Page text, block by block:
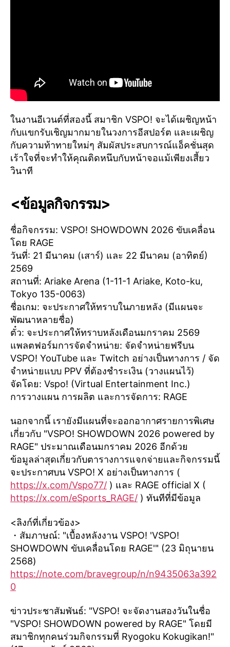
ในงานอีเวนต์ที่สองนี้ สมาชิก VSPO! จะได้เผชิญหน้า
กับแขกรับเชิญมากมายในวงการอีสปอร์ต และเผชิญ
กับความท้าทายใหม่ๆ สัมผัสประสบการณ์แอ็คชั่นสุด
เร้าใจที่จะทำให้คุณติดหนึบกับหน้าจอแม้เพียงเสี้ยว
วินาที
<ข้อมูลกิจกรรม>
ชื่อกิจกรรม: VSPO! SHOWDOWN 2026 ขับเคลื่อน
โดย RAGE
วันที่: 21 มีนาคม (เสาร์) และ 22 มีนาคม (อาทิตย์)
2569
สถานที่: Ariake Arena (1-11-1 Ariake, Koto-ku,
Tokyo 135-0063)
ชื่อเกม: จะประกาศให้ทราบในภายหลัง (มีแผนจะ
พัฒนาหลายชื่อ)
ตั๋ว: จะประกาศให้ทราบหลังเดือนมกราคม 2569
แพลตฟอร์มการจัดจำหน่าย: จัดจำหน่ายฟรีบน
VSPO! YouTube และ Twitch อย่างเป็นทางการ / จัด
จำหน่ายแบบ PPV ที่ต้องชำระเงิน (วางแผนไว้)
จัดโดย: Vspo! (Virtual Entertainment Inc.)
การวางแผน การผลิต และการจัดการ: RAGE
นอกจากนี้ เรายังมีแผนที่จะออกอากาศรายการพิเศษ
เกี่ยวกับ "VSPO! SHOWDOWN 2026 powered by
RAGE" ประมาณเดือนมกราคม 2026 อีกด้วย
ข้อมูลล่าสุดเกี่ยวกับตารางการแจกจ่ายและกิจกรรมนี้
จะประกาศบน VSPO! X อย่างเป็นทางการ (
https://x.com/Vspo77/ ) และ RAGE official X (
https://x.com/eSports_RAGE/ ) ทันทีที่มีข้อมูล
<ลิงก์ที่เกี่ยวข้อง>
・สัมภาษณ์: "เบื้องหลังงาน VSPO! 'VSPO!
SHOWDOWN ขับเคลื่อนโดย RAGE'" (23 มิถุนายน
2568)
https://note.com/bravegroup/n/n9435063a392
0
ข่าวประชาสัมพันธ์: "VSPO! จะจัดงานสองวันในชื่อ
"VSPO! SHOWDOWN powered by RAGE" โดยมี
สมาชิกทุกคนร่วมกิจกรรมที่ Ryogoku Kokugikan!"